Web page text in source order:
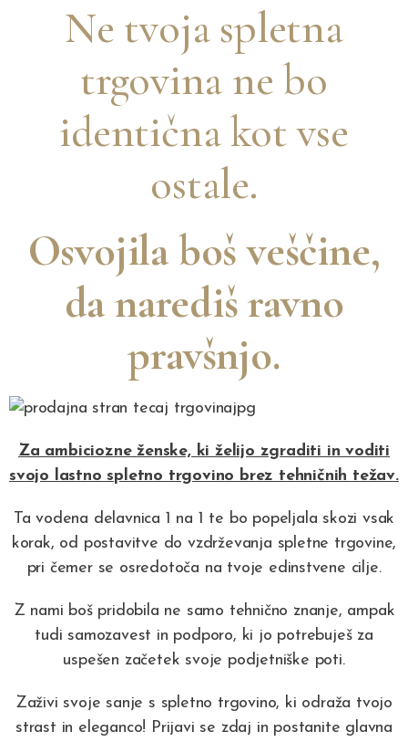
Ne tvoja spletna
trgovina ne bo
identična kot vse
ostale.
Osvojila boš veščine,
da narediš ravno
pravšnjo.
Za ambiciozne ženske, ki želijo zgraditi in voditi
svojo lastno spletno trgovino brez tehničnih težav.
Ta vodena delavnica 1 na 1 te bo popeljala skozi vsak
korak, od postavitve do vzdrževanja spletne trgovine,
pri čemer se osredotoča na tvoje edinstvene cilje.
Z nami boš pridobila ne samo tehnično znanje, ampak
tudi samozavest in podporo, ki jo potrebuješ za
uspešen začetek svoje podjetniške poti.
Zaživi svoje sanje s spletno trgovino, ki odraža tvojo
strast in eleganco! Prijavi se zdaj in postanite glavna